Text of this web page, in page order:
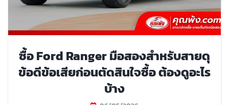
ซื้อ Ford Ranger มือสองสำหรับสายดุ
ข้อดีข้อเสียก่อนตัดสินใจซื้อ ต้องดูอะไร
บ้าง